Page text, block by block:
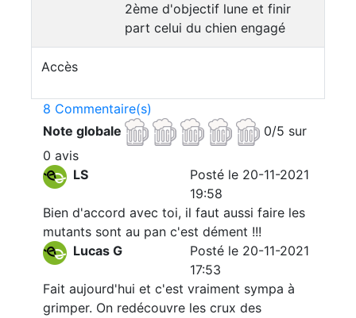
2ème d'objectif lune et finir
part celui du chien engagé
Accès
8 Commentaire(s)
Note globale
0/5 sur
0 avis
LS
Posté le 20-11-2021
19:58
Bien d'accord avec toi, il faut aussi faire les
mutants sont au pan c'est dément !!!
Lucas G
Posté le 20-11-2021
17:53
Fait aujourd'hui et c'est vraiment sympa à
grimper. On redécouvre les crux des